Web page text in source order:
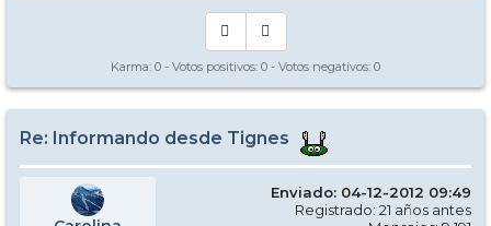
Yo hago esquí extremo : voy de extremo a extremo
Los caminos del esquí son inescrotables ...
Karma: 0 - Votos positivos: 0 - Votos negativos: 0
Re: Informando desde Tignes
Enviado: 04-12-2012 09:49
Registrado: 21 años antes